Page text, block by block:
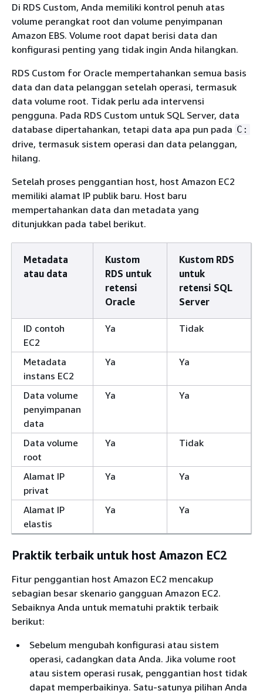
Di RDS Custom, Anda memiliki kontrol penuh atas
volume perangkat root dan volume penyimpanan
Amazon EBS. Volume root dapat berisi data dan
konfigurasi penting yang tidak ingin Anda hilangkan.
RDS Custom for Oracle mempertahankan semua basis
data dan data pelanggan setelah operasi, termasuk
data volume root. Tidak perlu ada intervensi
pengguna. Pada RDS Custom untuk SQL Server, data
database dipertahankan, tetapi data apa pun pada C:
drive, termasuk sistem operasi dan data pelanggan,
hilang.
Setelah proses penggantian host, host Amazon EC2
memiliki alamat IP publik baru. Host baru
mempertahankan data dan metadata yang
ditunjukkan pada tabel berikut.
Metadata
atau data
Kustom
RDS untuk
retensi
Oracle
Kustom RDS
untuk
retensi SQL
Server
ID contoh
EC2
Ya Tidak
Metadata
instans EC2
Ya Ya
Data volume
penyimpanan
data
Ya Ya
Data volume
root
Ya Tidak
Alamat IP
privat
Ya Ya
Alamat IP
elastis
Ya Ya
Praktik terbaik untuk host Amazon EC2
Fitur penggantian host Amazon EC2 mencakup
sebagian besar skenario gangguan Amazon EC2.
Sebaiknya Anda untuk mematuhi praktik terbaik
berikut:
Sebelum mengubah konfigurasi atau sistem
operasi, cadangkan data Anda. Jika volume root
atau sistem operasi rusak, penggantian host tidak
dapat memperbaikinya. Satu-satunya pilihan Anda